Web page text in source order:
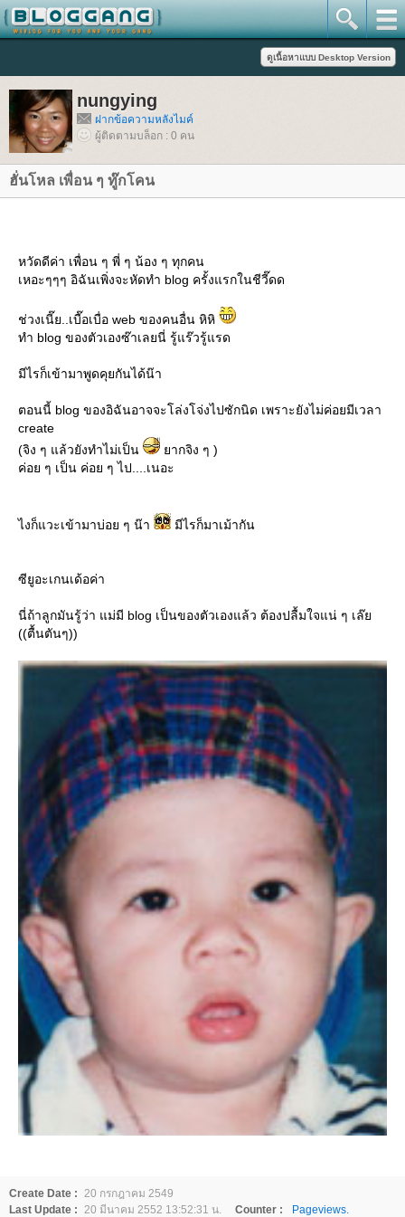
nungying
ฝากข้อความหลังไมค์
ผู้ติดตามบล็อก : 0 คน
ฮั่นโหล เพื่อน ๆ ทู๊กโคน
หวัดดีค่า เพื่อน ๆ พี่ ๆ น้อง ๆ ทุกคน
เหอะๆๆๆ อิฉันเพิ่งจะหัดทำ blog ครั้งแรกในชีวี๊ดด
ช่วงเนี๊ย..เบื๊อเบื่อ web ของคนอื่น หิหิ
ทำ blog ของตัวเองซ๊าเลยนี่ รู้แร๊วรู้แรด
มีไรก็เข้ามาพูดคุยกันได้น๊า
ตอนนี้ blog ของอิฉันอาจจะโล่งโจ่งไปซักนิด เพราะยังไม่ค่อยมีเวลา
create
(จิง ๆ แล้วยังทำไม่เป็น
ากจิง ๆ )
ค่อย ๆ เป็น ค่อย ๆ ไป....เนอะ
ไงก็แวะเข้ามาบ่อย ๆ น๊า มีไรก็มาเม้ากัน
ซียูอะเกนเด้อค่า
นี่ถ้าลูกมันรู้ว่า แม่มี blog เป็นของตัวเองแล้ว ต้องปลื้มใจแน่ ๆ เล๊
((ตื้นตันๆ))
Create Date : 20 กรกฎาคม 2549
Last Update : 20 มีนาคม 2552 13:52:31 น. Counter :
Pageviews.